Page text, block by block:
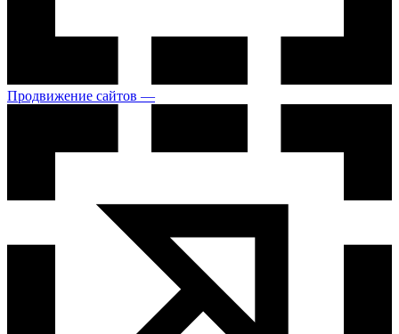
Продвижение сайтов —